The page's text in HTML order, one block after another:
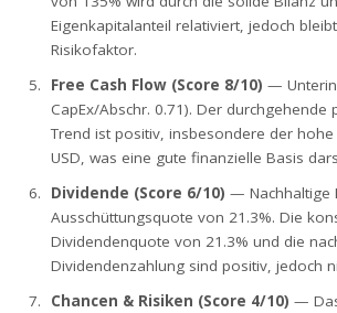
Eigenkapitalanteil relativiert, jedoch
Risikofaktor.
Free Cash Flow (Score 8/10) —
CapEx/Abschr. 0.71). Der durchgehende
Trend ist positiv, insbesondere der hohe
USD, was eine gute finanzielle Basis
Dividende (Score 6/10) — Nachhaltige
Ausschüttungsquote von 21.3%. Die
Dividendenquote von 21.3% und die
Dividendenzahlung sind positiv, jedoch
Chancen & Risiken (Score 4/10) —